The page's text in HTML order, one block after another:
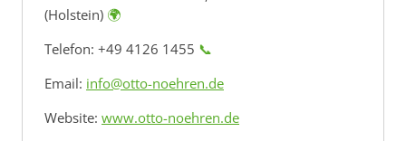
(Holstein) 🌍
Telefon: +49 4126 1455 📞
Email: info@otto-noehren.de
Website: www.otto-noehren.de